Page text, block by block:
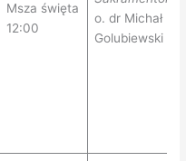
Msza święta
12:00
o. dr Michał
Golubiewski